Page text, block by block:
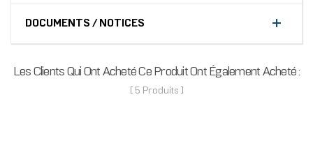
DOCUMENTS / NOTICES
Les Clients Qui Ont Acheté Ce Produit Ont Également Acheté :
( 5 Produits )